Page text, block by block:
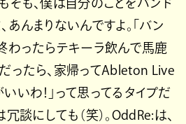
そも、僕は自分のことをバンド
あんまりないんですよ。「バン
わったらテキーラ飲んで馬鹿
ったら、家帰ってAbleton Live
いわ！」って思ってるタイプだ
談にしても（笑）。OddRe:は、